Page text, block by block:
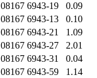
08167 6943-19 0.09
08167 6943-13 0.10
08167 6943-21 1.09
08167 6943-27 2.01
08167 6943-31 0.04
08167 6943-59 1.14